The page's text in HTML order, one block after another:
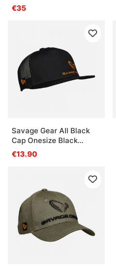
€35
Savage Gear All Black
Cap Onesize Black
Caviar
€13.90